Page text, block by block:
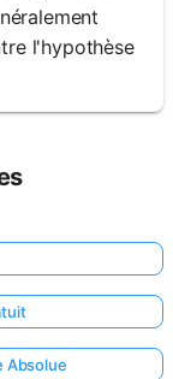
l'hypothèse
Absolue